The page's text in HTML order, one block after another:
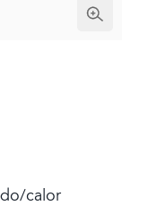
calor